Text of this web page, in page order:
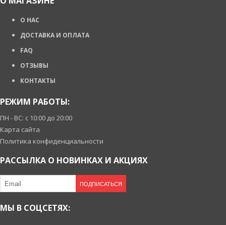
О НАС
ДОСТАВКА И ОПЛАТА
FAQ
ОТЗЫВЫ
КОНТАКТЫ
РЕЖИМ РАБОТЫ:
ПН - ВС: с 10:00 до 20:00
Карта сайта
Политика конфиденциальности
РАССЫЛКА О НОВИНКАХ И АКЦИЯХ
ПОДПИСАТЬСЯ
МЫ В СОЦСЕТЯХ: